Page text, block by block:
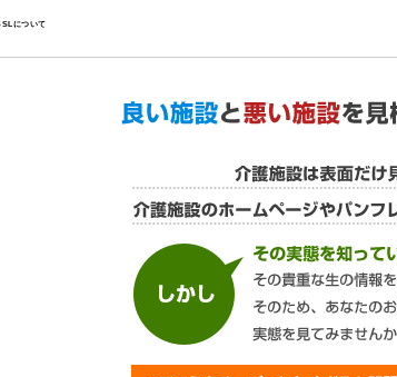
」で受け付けます。
・当ホームページではご利用状況の統計調査のた
＜個人情報苦情及び相談窓口＞
株式会社クリエイターズネクスト個人情報保護
TEL:0120-21-7070
（受付時間 10時～19時 土日祝日除く・営業の
について